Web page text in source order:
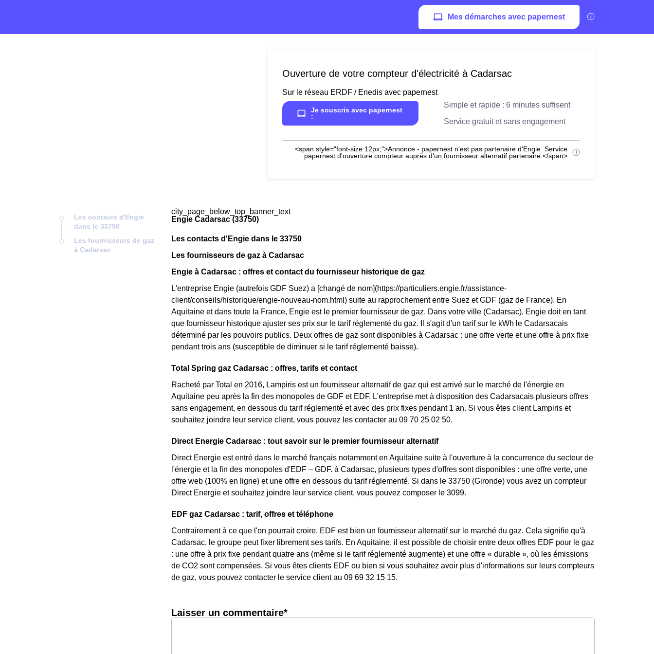
Mes démarches avec papernest
Ouverture de votre compteur d'électricité à Cadarsac
Sur le réseau ERDF / Enedis avec papernest
Je souscris avec papernest
:
Simple et rapide : 6 minutes suffisent
Service gratuit et sans engagement
<span style="font-size:12px;">Annonce - papernest n'est pas partenaire d'Engie. Service
papernest d'ouverture compteur auprès d'un fournisseur alternatif partenaire.</span>
Les contacts d'Engie
dans le 33750
Les fournisseurs de gaz
à Cadarsac
city_page_below_top_banner_text
Engie Cadarsac (33750)
Les contacts d'Engie dans le 33750
Les fournisseurs de gaz à Cadarsac
Engie à Cadarsac : offres et contact du fournisseur historique de gaz
L'entreprise Engie (autrefois GDF Suez) a [changé de nom](https://particuliers.engie.fr/assistance-
client/conseils/historique/engie-nouveau-nom.html) suite au rapprochement entre Suez et GDF (gaz de France). En
Aquitaine et dans toute la France, Engie est le premier fournisseur de gaz. Dans votre ville (Cadarsac), Engie doit en tant
que fournisseur historique ajuster ses prix sur le tarif réglementé du gaz. Il s'agit d'un tarif sur le kWh le Cadarsacais
déterminé par les pouvoirs publics. Deux offres de gaz sont disponibles à Cadarsac : une offre verte et une offre à prix fixe
pendant trois ans (susceptible de diminuer si le tarif réglementé baisse).
Total Spring gaz Cadarsac : offres, tarifs et contact
Racheté par Total en 2016, Lampiris est un fournisseur alternatif de gaz qui est arrivé sur le marché de l'énergie en
Aquitaine peu après la fin des monopoles de GDF et EDF. L'entreprise met à disposition des Cadarsacais plusieurs offres
sans engagement, en dessous du tarif réglementé et avec des prix fixes pendant 1 an. Si vous êtes client Lampiris et
souhaitez joindre leur service client, vous pouvez les contacter au 09 70 25 02 50.
Direct Energie Cadarsac : tout savoir sur le premier fournisseur alternatif
Direct Energie est entré dans le marché français notamment en Aquitaine suite à l'ouverture à la concurrence du secteur de
l'énergie et la fin des monopoles d'EDF – GDF. à Cadarsac, plusieurs types d'offres sont disponibles : une offre verte, une
offre web (100% en ligne) et une offre en dessous du tarif réglementé. Si dans le 33750 (Gironde) vous avez un compteur
Direct Energie et souhaitez joindre leur service client, vous pouvez composer le 3099.
EDF gaz Cadarsac : tarif, offres et téléphone
Contrairement à ce que l'on pourrait croire, EDF est bien un fournisseur alternatif sur le marché du gaz. Cela signifie qu'à
Cadarsac, le groupe peut fixer librement ses tarifs. En Aquitaine, il est possible de choisir entre deux offres EDF pour le gaz
: une offre à prix fixe pendant quatre ans (même si le tarif réglementé augmente) et une offre « durable », où les émissions
de CO2 sont compensées. Si vous êtes clients EDF ou bien si vous souhaitez avoir plus d'informations sur leurs compteurs
de gaz, vous pouvez contacter le service client au 09 69 32 15 15.
Laisser un commentaire*